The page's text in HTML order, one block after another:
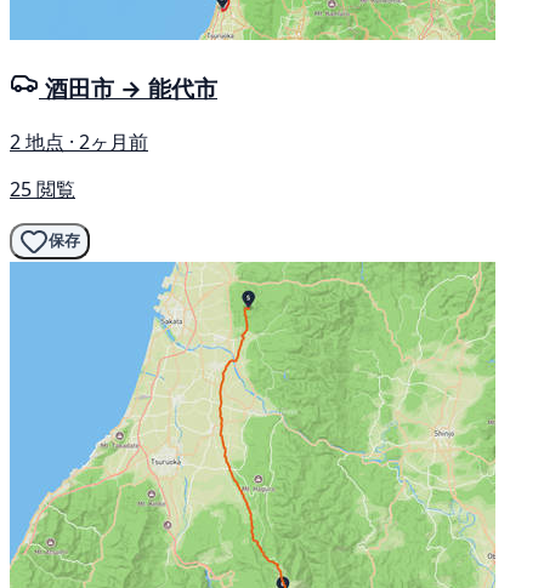
酒田市 → 能代市
2 地点 · 2ヶ月前
25 閲覧
保存